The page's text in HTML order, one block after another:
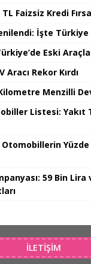
Faizsiz Kredi
İşte Türkiye
Eski
Aracı Rekor Kırdı
Menzilli
Listesi: Yakıt
Otomobillerin
59 Bin Lira
İLETIŞIM